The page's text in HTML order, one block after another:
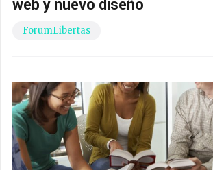
web y nuevo diseño
ForumLibertas